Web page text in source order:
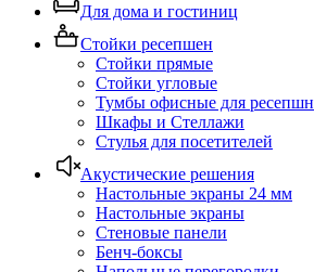
Для дома и гостиниц
Стойки ресепшен
Стойки прямые
Стойки угловые
Тумбы офисные для ресепшн
Шкафы и Стеллажи
Стулья для посетителей
Акустические решения
Настольные экраны 24 мм
Настольные экраны
Стеновые панели
Бенч-боксы